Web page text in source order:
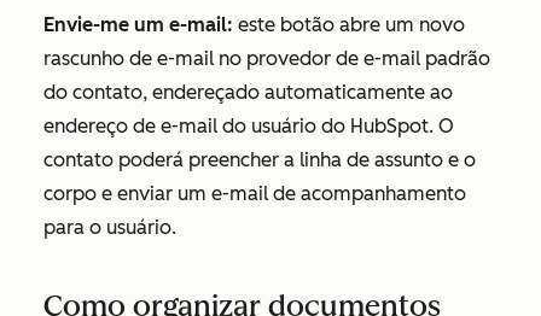
Envie-me um e-mail: este botão abre um novo
rascunho de e-mail no provedor de e-mail padrão
do contato, endereçado automaticamente ao
endereço de e-mail do usuário do HubSpot. O
contato poderá preencher a linha de assunto e o
corpo e enviar um e-mail de acompanhamento
para o usuário.
Como organizar documentos